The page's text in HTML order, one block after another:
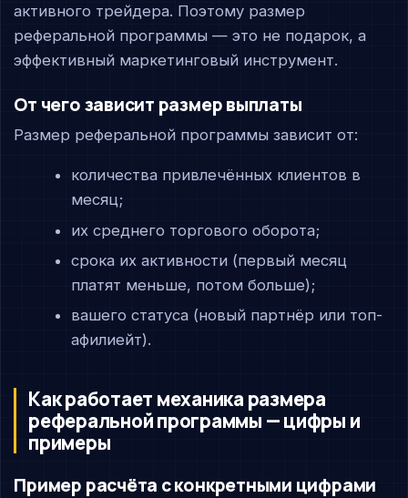
активного трейдера. Поэтому размер
реферальной программы — это не подарок, а
эффективный маркетинговый инструмент.
От чего зависит размер выплаты
Размер реферальной программы зависит от:
количества привлечённых клиентов в
месяц;
их среднего торгового оборота;
срока их активности (первый месяц
платят меньше, потом больше);
вашего статуса (новый партнёр или топ-
афилиейт).
Как работает механика размера
реферальной программы — цифры и
примеры
Пример расчёта с конкретными цифрами